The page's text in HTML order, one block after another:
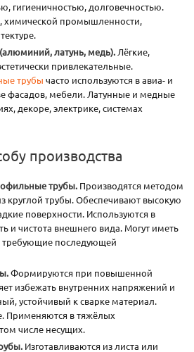
гигиеничностью, долговечностью.
химической промышленности,
латунь, медь). Лёгкие,
привлекательные.
трубы часто используются в авиа- и
фасадов, мебели. Латунные и медные
декоре, электрике, системах
производства
трубы. Производятся методом
трубы. Обеспечивают высокую
поверхности. Используются в
и чистота внешнего вида. Могут иметь
требующие последующей
Формируются при повышенной
избежать внутренних напряжений и
устойчивый к сварке материал.
Применяются в тяжёлых
числе несущих.
Изготавливаются из листа или